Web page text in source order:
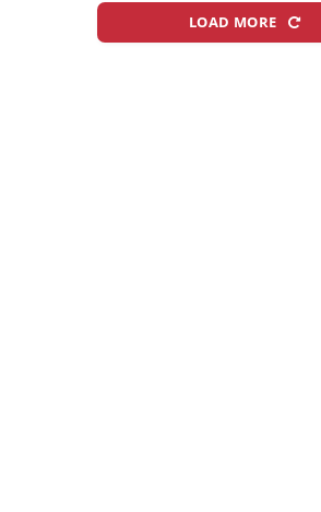
LOAD MORE